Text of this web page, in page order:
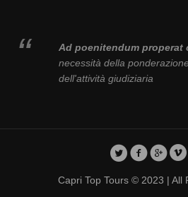
Ad poenitendum
necessità della
dell'attività giudiziaria
Capri Top Tours © 2023 | All